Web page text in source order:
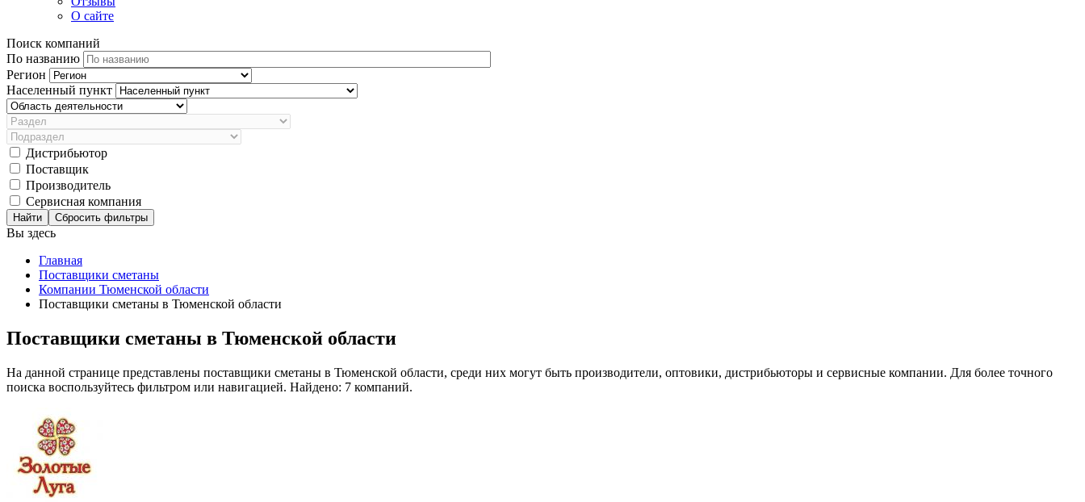
О сайте
Поиск компаний
По названию
Регион
Населенный пункт
Дистрибьютор
Поставщик
Производитель
Сервисная компания
Сбросить фильтры
Вы здесь
Главная
Поставщики сметаны
Компании Тюменской области
Поставщики сметаны в Тюменской области
Поставщики сметаны в Тюменской области
На данной странице представлены поставщики сметаны в Тюменской области, среди них могут быть производители, оптовики, дистрибьюторы и сервисные компании. Для более точного
поиска воспользуйтесь фильтром или навигацией. Найдено: 7 компаний.